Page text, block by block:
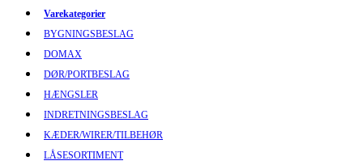
Varekategorier
BYGNINGSBESLAG
DOMAX
DØR/PORTBESLAG
HÆNGSLER
INDRETNINGSBESLAG
KÆDER/WIRER/TILBEHØR
LÅSESORTIMENT